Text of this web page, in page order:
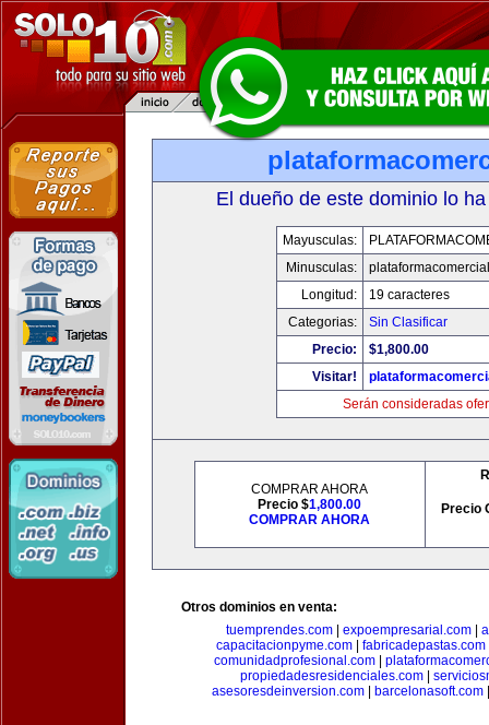
El dueño de este dominio lo
Mayusculas:
Minusculas:
Longitud:
19 caracteres
Categorias:
Sin Clasificar
Precio:
$1,800.00
Visitar!
Serán consideradas
COMPRAR AHORA
Precio $1,800.00
COMPRAR AHORA
Precio
Otros dominios en venta:
tuemprendes.com
expoempresarial.com
capacitacionpyme.com
fabricadepastas.com
comunidadprofesional.com|
propiedadesresidenciales.com
asesoresdeinversion.com
barcelonasoft.com